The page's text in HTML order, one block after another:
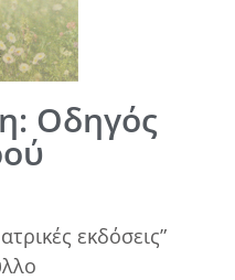
Οδηγός
εκδόσεις”